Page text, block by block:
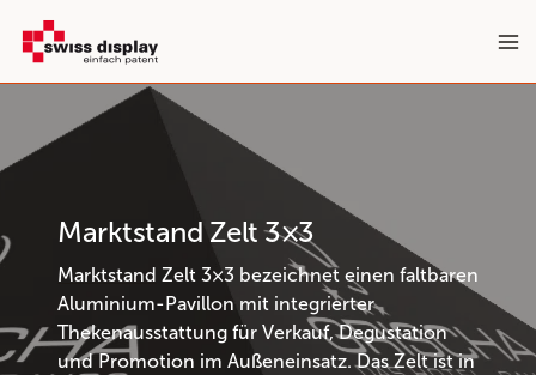
Inhalt
springen
Marktstand Zelt 3×3
Marktstand Zelt 3×3 bezeichnet einen faltbaren
Aluminium-Pavillon mit integrierter
Thekenausstattung für Verkauf, Degustation
und Promotion im Außeneinsatz. Das Zelt ist in